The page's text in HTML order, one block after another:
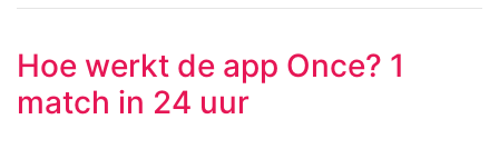
Hoe werkt de app Once? 1
match in 24 uur